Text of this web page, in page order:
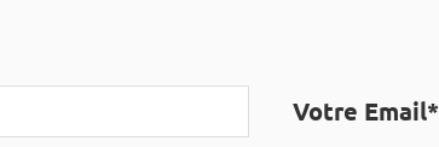
Votre Email*